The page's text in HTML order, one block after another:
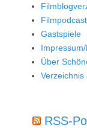
Gastspiele
Über
RSS-